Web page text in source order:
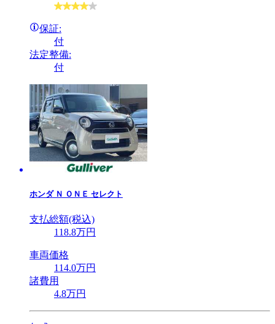
保証:
付
法定整備:
付
ホンダ Ｎ ＯＮＥ セレクト
支払総額(税込)
118.8万円
車両価格
114.0万円
諸費用
4.8万円